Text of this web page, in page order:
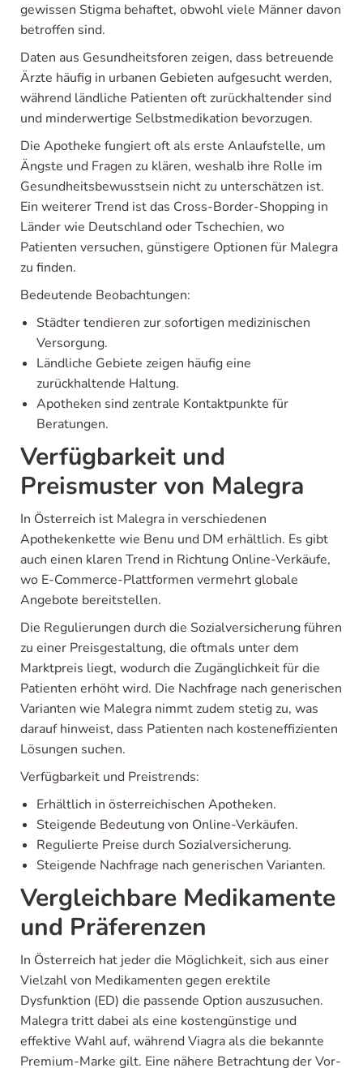
gewissen Stigma behaftet, obwohl viele Männer davon
betroffen sind.
Daten aus Gesundheitsforen zeigen, dass betreuende
Ärzte häufig in urbanen Gebieten aufgesucht werden,
während ländliche Patienten oft zurückhaltender sind
und minderwertige Selbstmedikation bevorzugen.
Die Apotheke fungiert oft als erste Anlaufstelle, um
Ängste und Fragen zu klären, weshalb ihre Rolle im
Gesundheitsbewusstsein nicht zu unterschätzen ist.
Ein weiterer Trend ist das Cross-Border-Shopping in
Länder wie Deutschland oder Tschechien, wo
Patienten versuchen, günstigere Optionen für Malegra
zu finden.
Bedeutende Beobachtungen:
Städter tendieren zur sofortigen medizinischen
Versorgung.
Ländliche Gebiete zeigen häufig eine
zurückhaltende Haltung.
Apotheken sind zentrale Kontaktpunkte für
Beratungen.
Verfügbarkeit und
Preismuster von Malegra
In Österreich ist Malegra in verschiedenen
Apothekenkette wie Benu und DM erhältlich. Es gibt
auch einen klaren Trend in Richtung Online-Verkäufe,
wo E-Commerce-Plattformen vermehrt globale
Angebote bereitstellen.
Die Regulierungen durch die Sozialversicherung führen
zu einer Preisgestaltung, die oftmals unter dem
Marktpreis liegt, wodurch die Zugänglichkeit für die
Patienten erhöht wird. Die Nachfrage nach generischen
Varianten wie Malegra nimmt zudem stetig zu, was
darauf hinweist, dass Patienten nach kosteneffizienten
Lösungen suchen.
Verfügbarkeit und Preistrends:
Erhältlich in österreichischen Apotheken.
Steigende Bedeutung von Online-Verkäufen.
Regulierte Preise durch Sozialversicherung.
Steigende Nachfrage nach generischen Varianten.
Vergleichbare Medikamente
und Präferenzen
In Österreich hat jeder die Möglichkeit, sich aus einer
Vielzahl von Medikamenten gegen erektile
Dysfunktion (ED) die passende Option auszusuchen.
Malegra tritt dabei als eine kostengünstige und
effektive Wahl auf, während Viagra als die bekannte
Premium-Marke gilt. Eine nähere Betrachtung der Vor-